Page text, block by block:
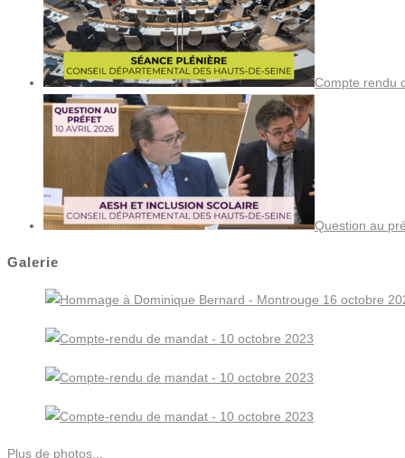
Compte rendu
Question au
Galerie
Plus de photos...